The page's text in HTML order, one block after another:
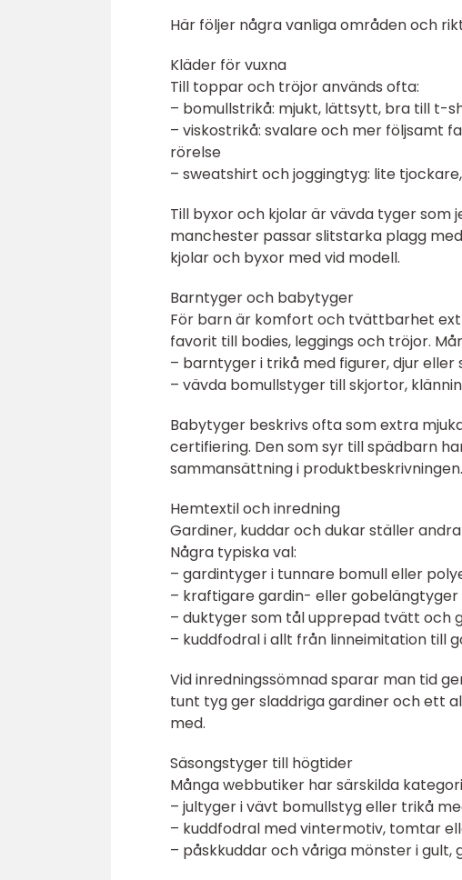
Här följer några vanliga områden och
Kläder för vuxna
Till toppar och tröjor används ofta:
– bomullstrikå: mjukt, lättsytt, bra till t-
– viskostrikå: svalare och mer följsamt
rörelse
– sweatshirt och joggingtyg: lite
Till byxor och kjolar är vävda tyger som
manchester passar slitstarka plagg
kjolar och byxor med vid modell.
Barntyger och babytyger
För barn är komfort och tvättbarhet
favorit till bodies, leggings och tröjor.
– barntyger i trikå med figurer, djur eller
– vävda bomullstyger till skjortor,
Babytyger beskrivs ofta som extra
certifiering. Den som syr till spädbarn
sammansättning i produktbeskrivningen.
Hemtextil och inredning
Gardiner, kuddar och dukar ställer
Några typiska val:
– gardintyger i tunnare bomull eller
– kraftigare gardin- eller
– duktyger som tål upprepad tvätt och
– kuddfodral i allt från linneimitation till
Vid inredningssömnad sparar man tid
tunt tyg ger sladdriga gardiner och ett
med.
Säsongstyger till högtider
Många webbutiker har särskilda
– jultyger i vävt bomullstyg eller trikå
– kuddfodral med vintermotiv, tomtar
– påskkuddar och våriga mönster i gult,